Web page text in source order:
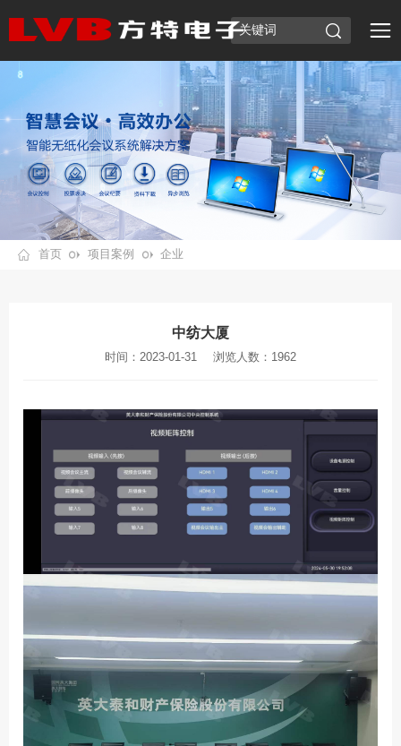
首页 项目案例 企业
中纺大厦
时间：2023-01-31 浏览人数：1962